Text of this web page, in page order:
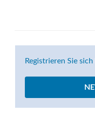
Registrieren Sie